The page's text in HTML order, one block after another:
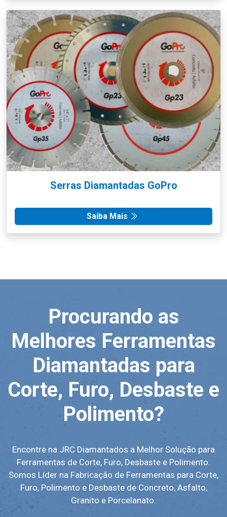
Serras Diamantadas GoPro
Saiba Mais
Procurando as
Melhores Ferramentas
Diamantadas para
Corte, Furo, Desbaste e
Polimento?
Encontre na JRC Diamantados a Melhor Solução para
Ferramentas de Corte, Furo, Desbaste e Polimento.
Somos Líder na Fabricação de Ferramentas para Corte,
Furo, Polimento e Desbaste de Concreto, Asfalto,
Granito e Porcelanato.